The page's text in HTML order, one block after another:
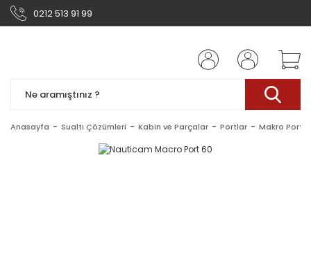
0212 513 91 99
Anasayfa Sualtı Çözümleri Kabin ve Parçalar Portlar Makro